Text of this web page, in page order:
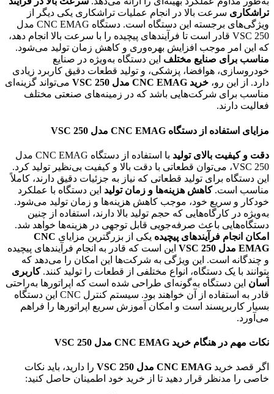
تراشکاری سرعت بالا در انجام عملیات تراشکاری یکی دیگر از
ویژگی‌های برجسته این دستگاه است. دستگاه CNC EMAG مدل
VSC 250 قادر است تا فرآیندهای پیچیده را با سرعت بالا انجام دهد،
که این امر موجب افزایش بهره‌وری و کاهش زمان تولید می‌شود.
مناسب برای صنایع مختلف این دستگاه به‌ویژه در صنایع
خودروسازی، هوافضا، پزشکی، و تولید قطعات دقیق کاربرد زیادی
دارد. از این رو، خرید CNC EMAG مدل VSC 250
می‌تواند گزینه‌ای
مناسب برای شرکت‌هایی باشد که در زمینه‌های صنعتی مختلف
فعالیت دارند.
مزایای استفاده از دستگاه CNC EMAG مدل VSC 250
دقت و کیفیت بالای تولید
با استفاده از دستگاه CNC EMAG مدل
VSC 250، می‌توان قطعاتی با دقت بالا و کیفیت بی‌نظیر تولید کرد.
این دستگاه برای تولید قطعاتی که نیاز به جزئیات دقیق دارند، کاملاً
مناسب است.کاهش هزینه‌ها و زمان تولید این دستگاه با عملکرد
خودکار و سریع خود، موجب کاهش هزینه‌ها و زمان تولید می‌شود.
به‌ویژه در کارگاه‌هایی که حجم تولید بالا دارند، استفاده از چنین
دستگاه‌هایی باعث صرفه‌جویی قابل توجهی در هزینه‌ها خواهد شد.
امکان انجام فرآیندهای پیچیده یکی از بزرگترین مزایای CNC
EMAG مدل VSC 250
این است که قادر به انجام فرآیندهای پیچیده
و چندگانه است. این ویژگی به شرکت‌ها این امکان را می‌دهد که
بتوانند با یک دستگاه، انواع مختلفی از قطعات را تولید کنند.کاربری
آسان این دستگاه به‌گونه‌ای طراحی شده است که اپراتورها به‌راحتی
قادر به استفاده از آن خواهند بود. سیستم کنترل CNC این دستگاه
بسیار کاربرپسند است و امکان آموزش سریع اپراتورها را فراهم
می‌آورد.
نکات مهم در هنگام خرید CNC EMAG مدل VSC 250
اگر قصد خرید CNC EMAG مدل VSC 250
را دارید، باید نکات
خاصی را مدنظر قرار دهید تا از خرید خود اطمینان حاصل کنید: